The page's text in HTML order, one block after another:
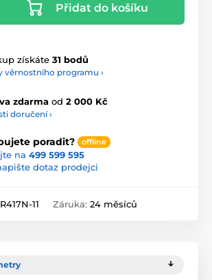
Přidat do košíku
získáte 31 bodů
věrnostního programu ›
zdarma od 2 000 Kč
doručení ›
poradit? offline
na 499 599 595
dotaz prodejci
R417N-11 Záruka: 24 měsíců